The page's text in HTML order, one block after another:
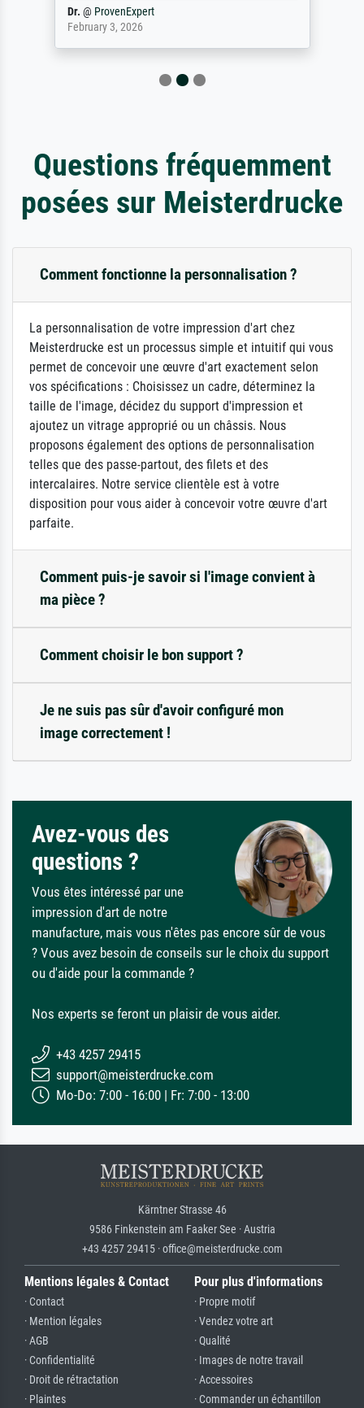
Dr. @ ProvenExpert
February 3, 2026
Questions fréquemment
posées sur Meisterdrucke
Comment fonctionne la personnalisation ?
La personnalisation de votre impression d'art chez
Meisterdrucke est un processus simple et intuitif qui vous
permet de concevoir une œuvre d'art exactement selon
vos spécifications : Choisissez un cadre, déterminez la
taille de l'image, décidez du support d'impression et
ajoutez un vitrage approprié ou un châssis. Nous
proposons également des options de personnalisation
telles que des passe-partout, des filets et des
intercalaires. Notre service clientèle est à votre
disposition pour vous aider à concevoir votre œuvre d'art
parfaite.
Comment puis-je savoir si l'image convient à
ma pièce ?
Comment choisir le bon support ?
Je ne suis pas sûr d'avoir configuré mon
image correctement !
Avez-vous des
questions ?
Vous êtes intéressé par une
impression d'art de notre
manufacture, mais vous n'êtes pas encore sûr de vous
? Vous avez besoin de conseils sur le choix du support
ou d'aide pour la commande ?
Nos experts se feront un plaisir de vous aider.
+43 4257 29415
support@meisterdrucke.com
Mo-Do: 7:00 - 16:00 | Fr: 7:00 - 13:00
Kärntner Strasse 46
9586 Finkenstein am Faaker See · Austria
+43 4257 29415 · office@meisterdrucke.com
Mentions légales & Contact
· Contact
· Mention légales
· AGB
· Confidentialité
· Droit de rétractation
· Plaintes
Pour plus d'informations
· Propre motif
· Vendez votre art
· Qualité
· Images de notre travail
· Accessoires
· Commander un échantillon